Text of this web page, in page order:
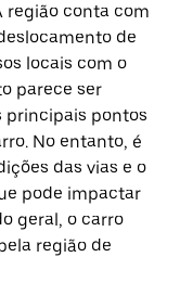
região conta com
de
locais com o
parece ser
principais pontos
No entanto, é
das vias e o
pode impactar
geral, o carro
região de